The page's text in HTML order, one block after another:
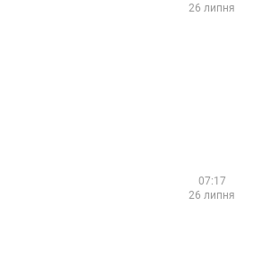
26 липня
07:17
26 липня